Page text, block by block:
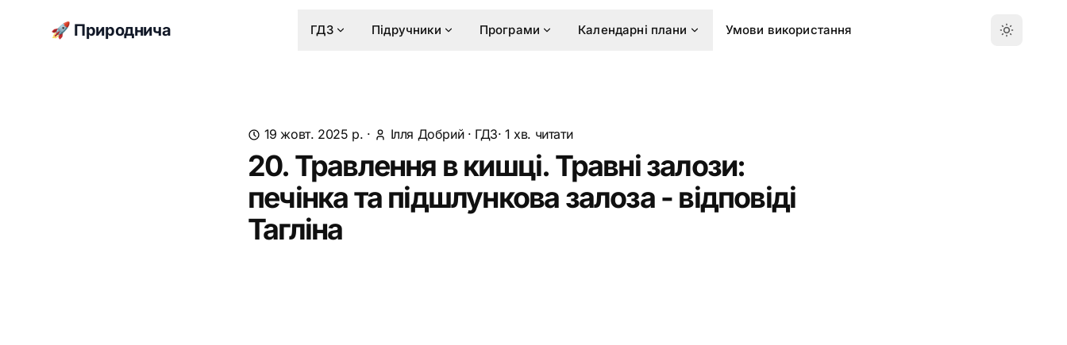
🚀 Природнича ГДЗ Підручники Програми Календарні плани Умови використання
19 жовт. 2025 р. · Ілля Добрий· ГДЗ· 1 хв. читати
20. Травлення в кишці. Травні залози:
печінка та підшлункова залоза - відповіді
Тагліна